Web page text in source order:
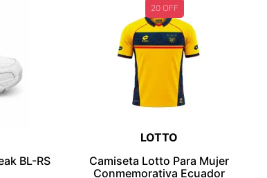
BL-RS
20 OFF
LOTTO
Camiseta Lotto Para Mujer
Conmemorativa Ecuador